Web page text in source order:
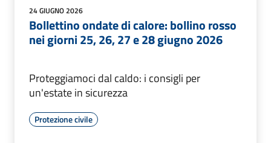
24 GIUGNO 2026
Bollettino ondate di calore: bollino rosso
nei giorni 25, 26, 27 e 28 giugno 2026
Proteggiamoci dal caldo: i consigli per
un'estate in sicurezza
Protezione civile